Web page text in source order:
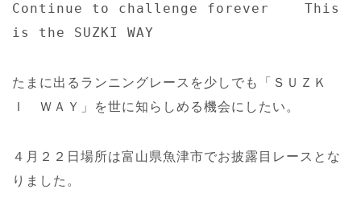
Continue to challenge forever This
is the SUZKI WAY
たまに出るランニングレースを少しでも「ＳＵＺＫ
Ｉ ＷＡＹ」を世に知らしめる機会にしたい。
４月２２日場所は富山県魚津市でお披露目レースとな
りました。